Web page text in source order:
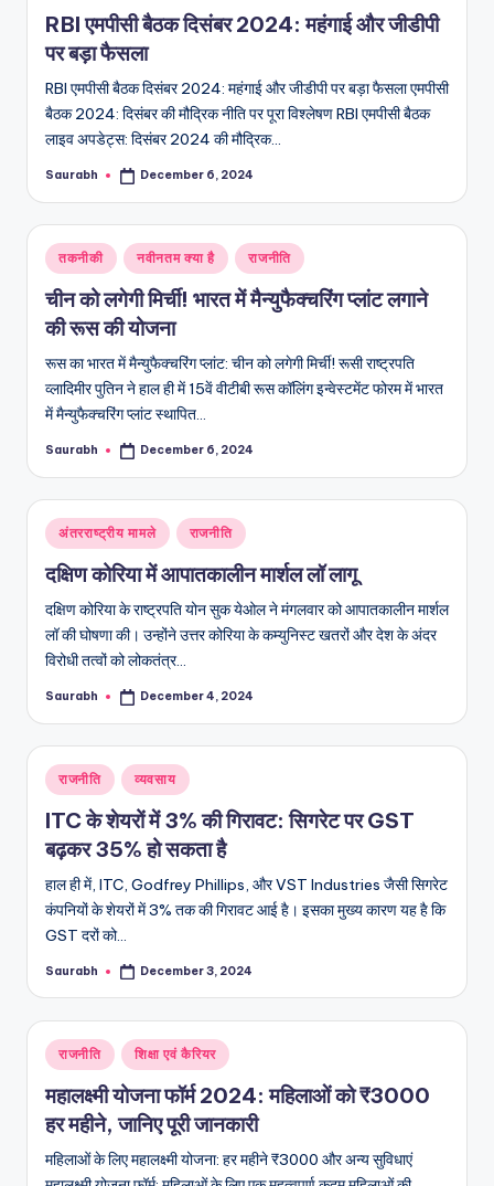
RBI एमपीसी बैठक दिसंबर 2024: महंगाई और जीडीपी
पर बड़ा फैसला
RBI एमपीसी बैठक दिसंबर 2024: महंगाई और जीडीपी पर बड़ा फैसला एमपीसी
बैठक 2024: दिसंबर की मौद्रिक नीति पर पूरा विश्लेषण RBI एमपीसी बैठक
लाइव अपडेट्स: दिसंबर 2024 की मौद्रिक…
Posted
Saurabh December 6, 2024
Posted
in
तकनीकी नवीनतम क्या है राजनीति
चीन को लगेगी मिर्ची! भारत में मैन्‍युफैक्‍चरिंग प्लांट लगाने
की रूस की योजना
रूस का भारत में मैन्‍युफैक्‍चरिंग प्लांट: चीन को लगेगी मिर्ची! रूसी राष्ट्रपति
व्लादिमीर पुतिन ने हाल ही में 15वें वीटीबी रूस कॉलिंग इन्वेस्टमेंट फोरम में भारत
में मैन्‍युफैक्‍चरिंग प्लांट स्थापित…
Posted
Saurabh December 6, 2024
Posted
in
अंतरराष्ट्रीय मामले राजनीति
दक्षिण कोरिया में आपातकालीन मार्शल लॉ लागू
दक्षिण कोरिया के राष्ट्रपति योन सुक येओल ने मंगलवार को आपातकालीन मार्शल
लॉ की घोषणा की। उन्होंने उत्तर कोरिया के कम्युनिस्ट खतरों और देश के अंदर
विरोधी तत्वों को लोकतंत्र…
Posted
Saurabh December 4, 2024
Posted
in
राजनीति व्यवसाय
ITC के शेयरों में 3% की गिरावट: सिगरेट पर GST
बढ़कर 35% हो सकता है
हाल ही में, ITC, Godfrey Phillips, और VST Industries जैसी सिगरेट
कंपनियों के शेयरों में 3% तक की गिरावट आई है। इसका मुख्य कारण यह है कि
GST दरों को…
Posted
Saurabh December 3, 2024
Posted
in
राजनीति शिक्षा एवं कैरियर
महालक्ष्मी योजना फॉर्म 2024: महिलाओं को ₹3000
हर महीने, जानिए पूरी जानकारी
महिलाओं के लिए महालक्ष्मी योजना: हर महीने ₹3000 और अन्य सुविधाएं